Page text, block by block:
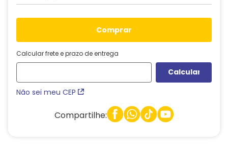
comprar
Calcular frete e prazo de entrega
Não sei meu CEP
Compartilhe: